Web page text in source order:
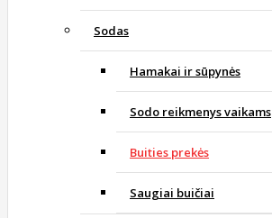
Sodas
Hamakai ir sūpynės
Sodo reikmenys vaikams
Buities prekės
Saugiai buičiai